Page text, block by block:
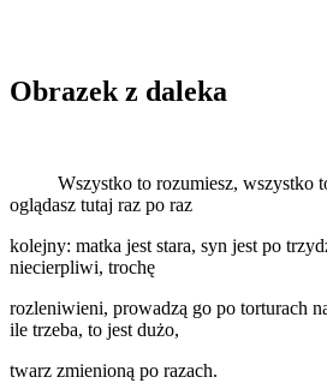
Obrazek z daleka
Wszystko to rozumiesz, wszystko to
oglądasz tutaj raz po raz
kolejny: matka jest stara, syn jest po
niecierpliwi, trochę
rozleniwieni, prowadzą go po torturach
ile trzeba, to jest dużo,
twarz zmienioną po razach.